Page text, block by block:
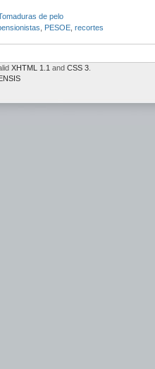
de pelo
PESOE recortes
XHTML 1.1 and CSS 3